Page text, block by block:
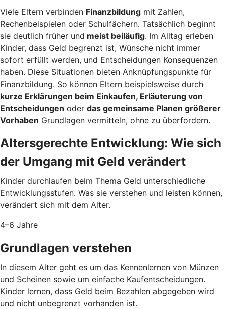
Viele Eltern verbinden Finanzbildung mit Zahlen,
Rechenbeispielen oder Schulfächern. Tatsächlich beginnt
sie deutlich früher und meist beiläufig. Im Alltag erleben
Kinder, dass Geld begrenzt ist, Wünsche nicht immer
sofort erfüllt werden, und Entscheidungen Konsequenzen
haben. Diese Situationen bieten Anknüpfungspunkte für
Finanzbildung. So können Eltern beispielsweise durch
kurze Erklärungen beim Einkaufen, Erläuterung von
Entscheidungen oder das gemeinsame Planen größerer
Vorhaben Grundlagen vermitteln, ohne zu überfordern.
Altersgerechte Entwicklung: Wie sich
der Umgang mit Geld verändert
Kinder durchlaufen beim Thema Geld unterschiedliche
Entwicklungsstufen. Was sie verstehen und leisten können,
verändert sich mit dem Alter.
4–6 Jahre
Grundlagen verstehen
In diesem Alter geht es um das Kennenlernen von Münzen
und Scheinen sowie um einfache Kaufentscheidungen.
Kinder lernen, dass Geld beim Bezahlen abgegeben wird
und nicht unbegrenzt vorhanden ist.